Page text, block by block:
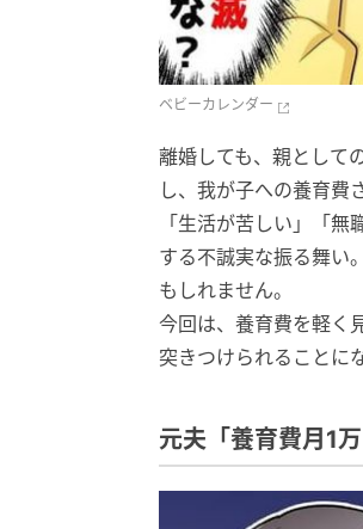
ベビーカレンダー
離婚しても、親として
し、我が子への養育費
「生活が苦しい」「
する不誠実な振る舞い
もしれません。
今回は、養育費を軽く
突きつけられることに
元夫「養育費月1